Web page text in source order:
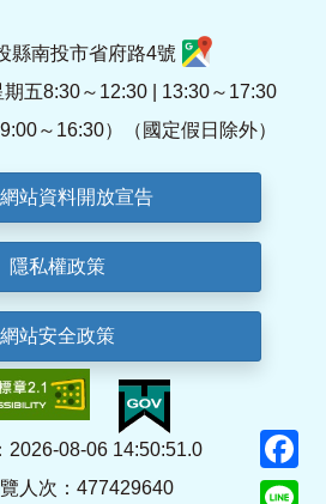
縣南投市省府路4號
五8:30～12:30 | 13:30～17:30
～16:30）（國定假日除外）
站資料開放宣告
隱私權政策
網站安全政策
2026-08-06 14:50:51.0
人次：477429640